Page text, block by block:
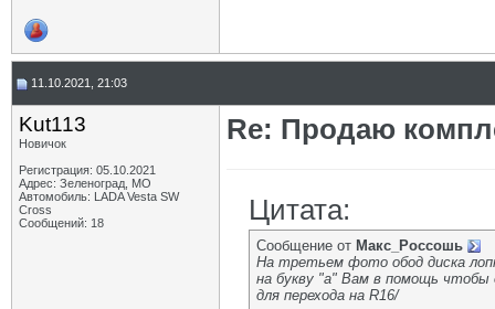
11.10.2021, 21:03
Kut113
Новичок
Регистрация: 05.10.2021
Адрес: Зеленоград, МО
Автомобиль: LADA Vesta SW
Cross
Сообщений: 18
Re: Продаю
Цитата:
Сообщение от Макс_Россошь
На третьем фото обод диска
на букву "а" Вам в помощь
для перехода на R16/